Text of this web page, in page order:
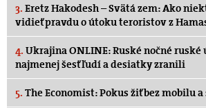
3. Eretz Hakodesh – Svätá zem: Ako
vidieť pravdu o útoku teroristov z
4. Ukrajina ONLINE: Ruské nočné
najmenej šesť ľudí a desiatky zranili
5. The Economist: Pokus žiť bez mobilu